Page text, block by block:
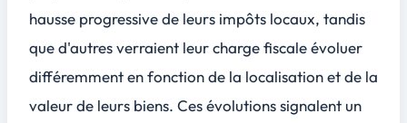
hausse progressive de leurs impôts locaux, tandis
que d'autres verraient leur charge fiscale évoluer
différemment en fonction de la localisation et de la
valeur de leurs biens. Ces évolutions signalent un